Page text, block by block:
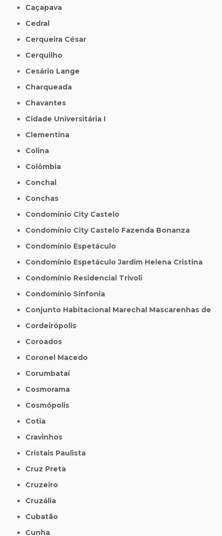
Caçapava
Cedral
Cerqueira César
Cerquilho
Cesário Lange
Charqueada
Chavantes
Cidade Universitária I
Clementina
Colina
Colômbia
Conchal
Conchas
Condomínio City Castelo
Condomínio City Castelo Fazenda Bonanza
Condomínio Espetáculo
Condomínio Espetáculo Jardim Helena Cristina
Condomínio Residencial Trivoli
Condomínio Sinfonia
Conjunto Habitacional Marechal Mascarenhas de
Cordeirópolis
Coroados
Coronel Macedo
Corumbataí
Cosmorama
Cosmópolis
Cotia
Cravinhos
Cristais Paulista
Cruz Preta
Cruzeiro
Cruzália
Cubatão
Cunha